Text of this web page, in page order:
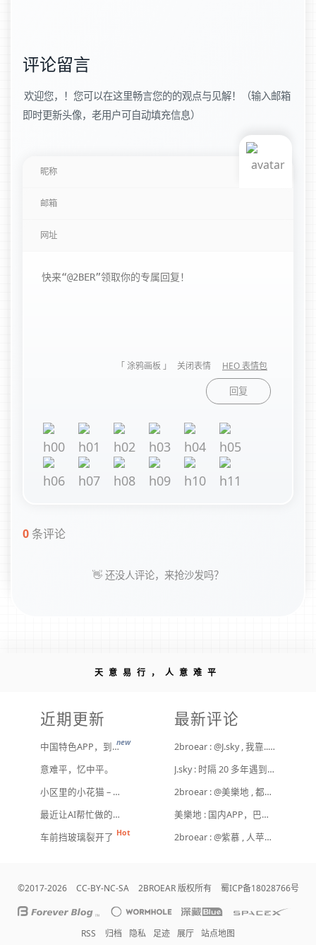
评论留言
欢迎您，！您可以在这里畅言您的的观点与见解！（输入邮箱
即时更新头像，老用户可自动填充信息）
「 涂鸦画板 」 关闭表情 HEO 表情包
回复
0条评论
👋 还没人评论，来抢沙发吗？
天意易行，人意难平
近期更新
中国特色APP，到底谁来治？new
意难平，忆中平。
小区里的小花猫 – 日常记事（二百二十）
最近让AI帮忙做的一些事
车前挡玻璃裂开了
最新评论
2broear : @J.sky , 我靠.. 心情复杂 [ Emoji Image ]
J.sky : 时隔 20 多年遇到前任，你猜会是什么感觉？前几天和老婆去超市，巧不巧老婆去看其他商品了，就这么两分钟的功夫，我和前任迎面相遇，我看了一眼她，她也看到我了，谁都没说话，我感觉她恐慌的逃走了。我们擦肩而过，按道理这个年龄本不应该两个人单独在超市相遇，除非单身。所以，我猜她离婚了？搞不好她可能以为我也离婚了？哈哈哈
2broear : @美樂地 , 都是利益驱使，盈利手段不行
美樂地 : 国内APP，巴不得塞入全家桶到你手机，我更喜欢国外的小而美软件
2broear : @紫慕 , 人苹果压根不靠这些下三滥手段挣钱，等等又要说我大清自有国情在此了😂..
©2017-2026 CC-BY-NC-SA 2BROEAR 版权所有 蜀ICP备18028766号
RSS 归档 隐私 足迹 展厅 站点地图